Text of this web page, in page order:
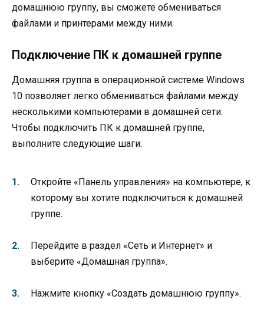
домашнюю группу, вы сможете обмениваться
файлами и принтерами между ними.
Подключение ПК к домашней группе
Домашняя группа в операционной системе Windows
10 позволяет легко обмениваться файлами между
несколькими компьютерами в домашней сети.
Чтобы подключить ПК к домашней группе,
выполните следующие шаги:
Откройте «Панель управления» на компьютере, к
которому вы хотите подключиться к домашней
группе.
Перейдите в раздел «Сеть и Интернет» и
выберите «Домашная группа».
Нажмите кнопку «Создать домашнюю группу».